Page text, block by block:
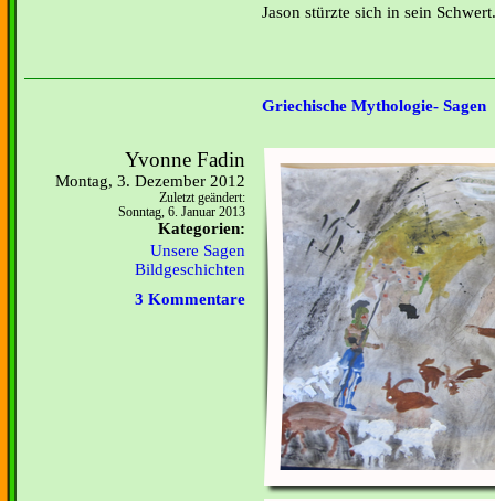
Jason stürzte sich in sein Schwert.
Griechische Mythologie- Sagen
Yvonne Fadin
Montag, 3. Dezember 2012
Zuletzt geändert:
Sonntag, 6. Januar 2013
Kategorien:
Unsere Sagen
Bildgeschichten
3 Kommentare